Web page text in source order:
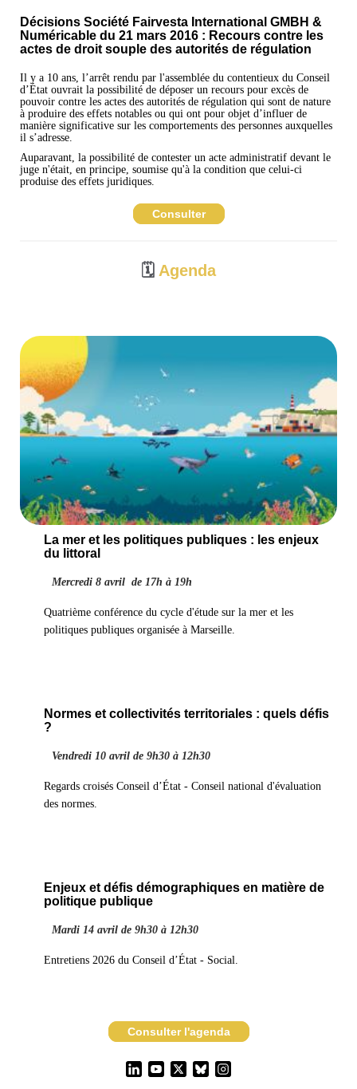
Décisions Société Fairvesta International GMBH &
Numéricable du 21 mars 2016 : Recours contre les
actes de droit souple des autorités de régulation
Il y a 10 ans, l’arrêt rendu par l'assemblée du contentieux du Conseil
d’État ouvrait la possibilité de déposer un recours pour excès de
pouvoir contre les actes des autorités de régulation qui sont de nature
à produire des effets notables ou qui ont pour objet d’influer de
manière significative sur les comportements des personnes auxquelles
il s’adresse.
Auparavant, la possibilité de contester un acte administratif devant le
juge n'était, en principe, soumise qu'à la condition que celui-ci
produise des effets juridiques.
Consulter
🗓️ Agenda
La mer et les politiques publiques : les enjeux
du littoral
Mercredi 8 avril de 17h à 19h
Quatrième conférence du cycle d'étude sur la mer et les
politiques publiques organisée à Marseille.
Normes et collectivités territoriales : quels défis
?
Vendredi 10 avril de 9h30 à 12h30
Regards croisés Conseil d’État - Conseil national d'évaluation
des normes.
Enjeux et défis démographiques en matière de
politique publique
Mardi 14 avril de 9h30 à 12h30
Entretiens 2026 du Conseil d’État - Social.
Consulter l'agenda